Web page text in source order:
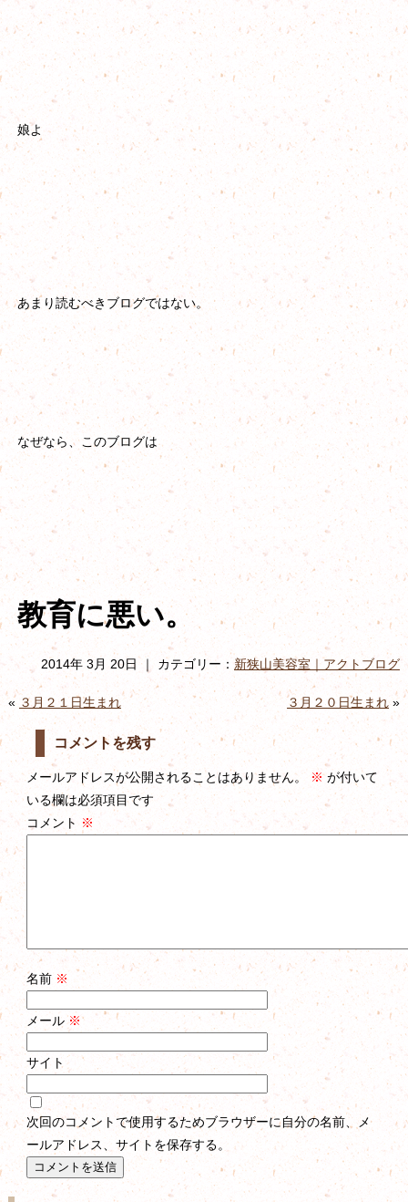
娘よ
あまり読むべきブログではない。
なぜなら、このブログは
教育に悪い。
2014年 3月 20日 ｜ カテゴリー： 新狭山美容室｜アクトブログ
« ３月２１日生まれ ３月２０日生まれ»
コメントを残す
メールアドレスが公開されることはありません。 ※が付いて
いる欄は必須項目です
コメント ※
名前 ※
メール※
サイト
次回のコメントで使用するためブラウザーに自分の名前、メ
ールアドレス、サイトを保存する。